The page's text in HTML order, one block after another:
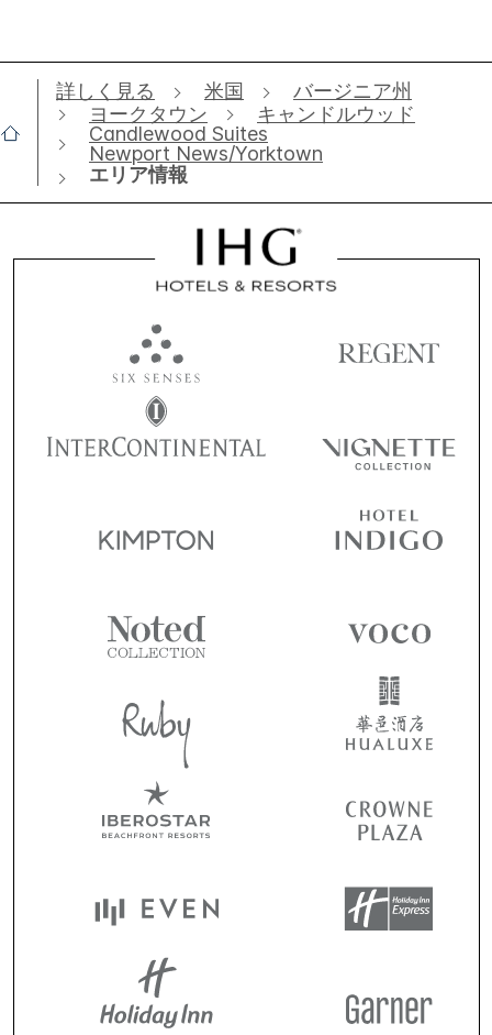
詳しく見る 米国
バージニア州
ヨークタウン
キャンドルウッド
Candlewood Suites
Newport News/Yorktown
エリア情報